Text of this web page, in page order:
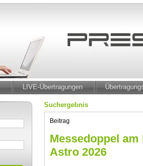
LIVE-Übertragungen
Suchergebnis
Beitrag
Messedoppel
Astro 2026